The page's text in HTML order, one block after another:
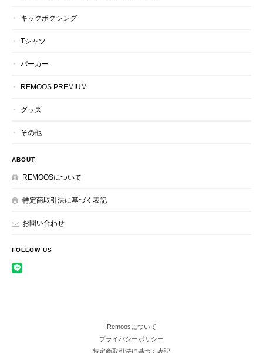
キックボクシング
Tシャツ
パーカー
REMOOS PREMIUM
グッズ
その他
ABOUT
REMOOSについて
特定商取引法に基づく表記
お問い合わせ
FOLLOW US
Remoosについて
プライバシーポリシー
特定商取引法に基づく表記